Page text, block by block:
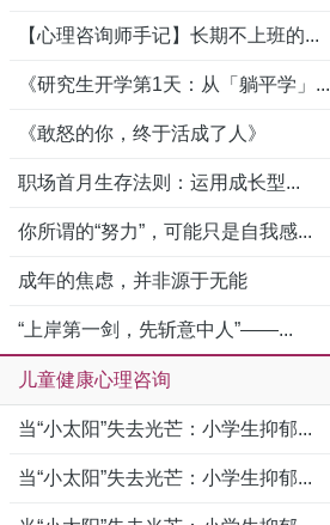
【心理咨询师手记】长期不上班的...
《研究生开学第1天：从「躺平学」...
《敢怒的你，终于活成了人》
职场首月生存法则：运用成长型...
你所谓的“努力”，可能只是自我感...
成年的焦虑，并非源于无能
“上岸第一剑，先斩意中人”——...
儿童健康心理咨询
当“小太阳”失去光芒：小学生抑郁...
当“小太阳”失去光芒：小学生抑郁...